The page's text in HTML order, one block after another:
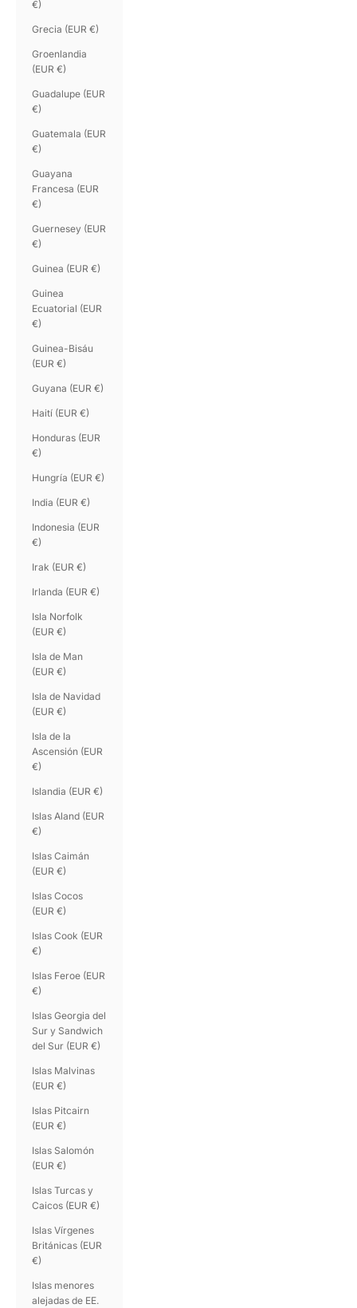
€)
Grecia (EUR €)
Groenlandia
(EUR €)
Guadalupe (EUR
€)
Guatemala (EUR
€)
Guayana
Francesa (EUR
€)
Guernesey (EUR
€)
Guinea (EUR €)
Guinea
Ecuatorial (EUR
€)
Guinea-Bisáu
(EUR €)
Guyana (EUR €)
Haití (EUR €)
Honduras (EUR
€)
Hungría (EUR €)
India (EUR €)
Indonesia (EUR
€)
Irak (EUR €)
Irlanda (EUR €)
Isla Norfolk
(EUR €)
Isla de Man
(EUR €)
Isla de Navidad
(EUR €)
Isla de la
Ascensión (EUR
€)
Islandia (EUR €)
Islas Aland (EUR
€)
Islas Caimán
(EUR €)
Islas Cocos
(EUR €)
Islas Cook (EUR
€)
Islas Feroe (EUR
€)
Islas Georgia del
Sur y Sandwich
del Sur (EUR €)
Islas Malvinas
(EUR €)
Islas Pitcairn
(EUR €)
Islas Salomón
(EUR €)
Islas Turcas y
Caicos (EUR €)
Islas Vírgenes
Británicas (EUR
€)
Islas menores
alejadas de EE.